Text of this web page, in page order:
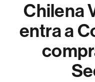
Chilena
entra a